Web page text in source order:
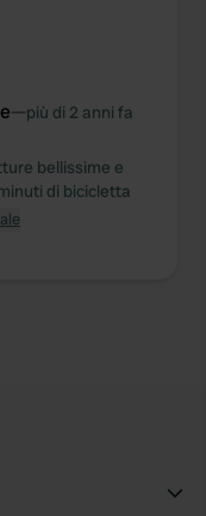
—più di 2 anni fa
bellissime e
di bicicletta